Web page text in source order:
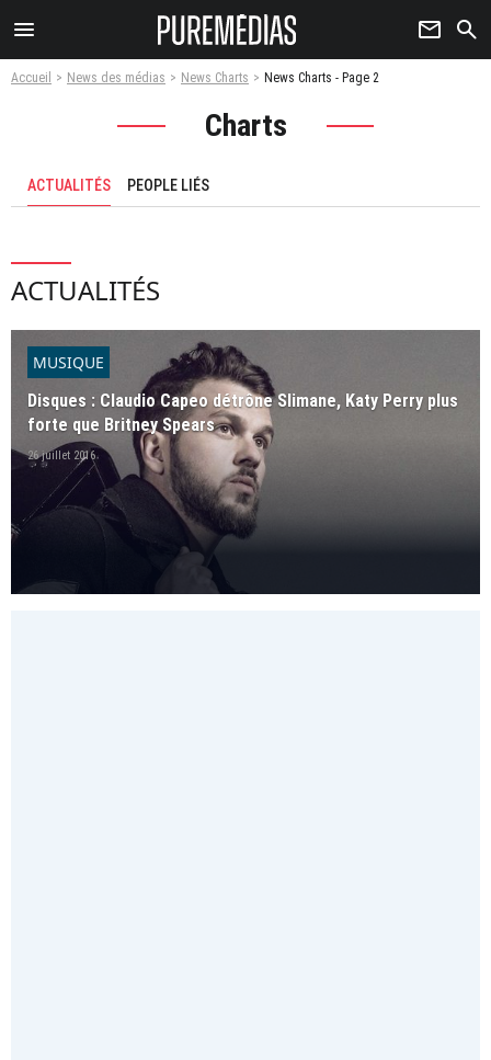
menu newsletter search
Accueil News des médias News Charts News Charts - Page 2
Charts
ACTUALITÉS PEOPLE LIÉS
ACTUALITÉS
MUSIQUE
Disques : Claudio Capeo détrône Slimane, Katy Perry plus
forte que Britney Spears
26 juillet 2016